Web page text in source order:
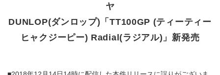
ヤ
DUNLOP(ダンロップ)「TT100GP (ティーティー
ヒャクジーピー) Radial(ラジアル)」新発売